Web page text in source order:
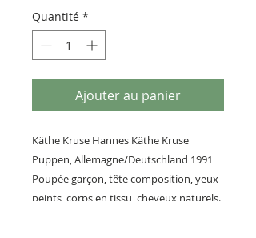
Quantité *
Ajouter au panier
Käthe Kruse Hannes Käthe Kruse
Puppen, Allemagne/Deutschland 1991
Poupée garçon, tête composition, yeux
peints, corps en tissu, cheveux naturels.